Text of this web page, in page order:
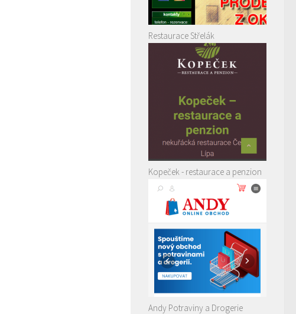
Restaurace Střelák
Kopeček - restaurace a penzion
Andy Potraviny a Drogerie